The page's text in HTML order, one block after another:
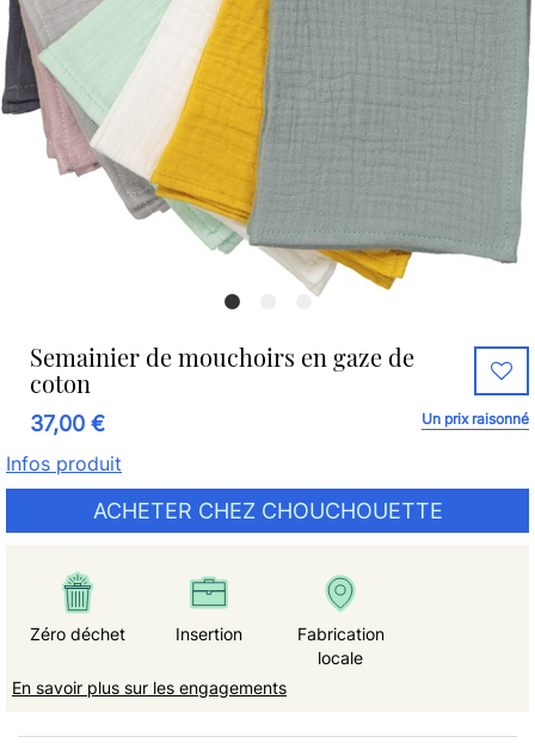
Semainier de mouchoirs en gaze de
coton
37,00 € Un prix raisonné
Infos produit
ACHETER CHEZ CHOUCHOUETTE
Zéro déchet Insertion
Fabrication
locale
En savoir plus sur les engagements